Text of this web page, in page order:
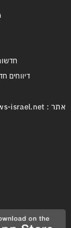
דיווחים
אתר : www.news-israel.net